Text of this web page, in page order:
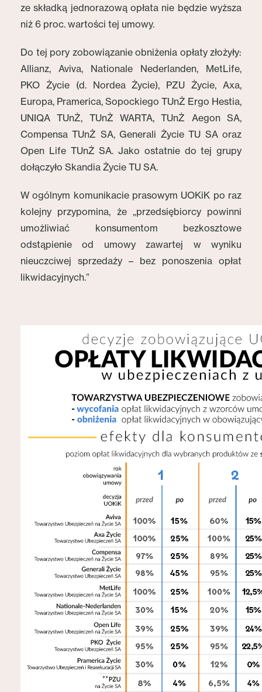
ze składką jednorazową opłata nie będzie wyższa
niż 6 proc. wartości tej umowy.
Do tej pory zobowiązanie obniżenia opłaty złożyły:
Allianz, Aviva, Nationale Nederlanden, MetLife,
PKO Życie (d. Nordea Życie), PZU Życie, Axa,
Europa, Pramerica, Sopockiego TUnŻ Ergo Hestia,
UNIQA TUnŻ, TUnŻ WARTA, TUnŻ Aegon SA,
Compensa TUnŻ SA, Generali Życie TU SA oraz
Open Life TUnŻ SA. Jako ostatnie do tej grupy
dołączyło Skandia Życie TU SA.
W ogólnym komunikacie prasowym UOKiK po raz
kolejny przypomina, że „przedsiębiorcy powinni
umożliwiać konsumentom bezkosztowe
odstąpienie od umowy zawartej w wyniku
nieuczciwej sprzedaży – bez ponoszenia opłat
likwidacyjnych.”